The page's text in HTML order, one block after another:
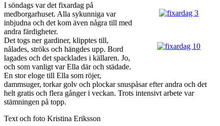
I söndags var det fixardag på
medborgarhuset. Alla sykunniga var
inbjudna och det kom även några till med
andra färdigheter.
Det togs ner gardiner, klipptes till,
nålades, ströks och hängdes upp. Bord
lagades och det spacklades i källaren. Jo,
och som vanligt var Ella där och städade.
En stor eloge till Ella som röjer,
dammsuger, torkar golv och plockar snuspåsar efter andra och det
helt gratis och flera gånger i veckan. Trots intensivt arbete var
stämningen på topp.
Text och foto Kristina Eriksson